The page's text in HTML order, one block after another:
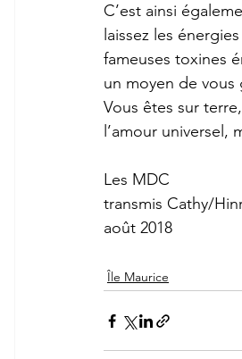
C’est ainsi
laissez les
fameuses toxines
un moyen de
Vous êtes sur
l’amour
Les MDC
transmis Cathy/
août 2018
Île Maurice